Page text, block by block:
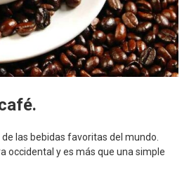
de las bebidas favoritas del mundo.
occidental y es más que una simple